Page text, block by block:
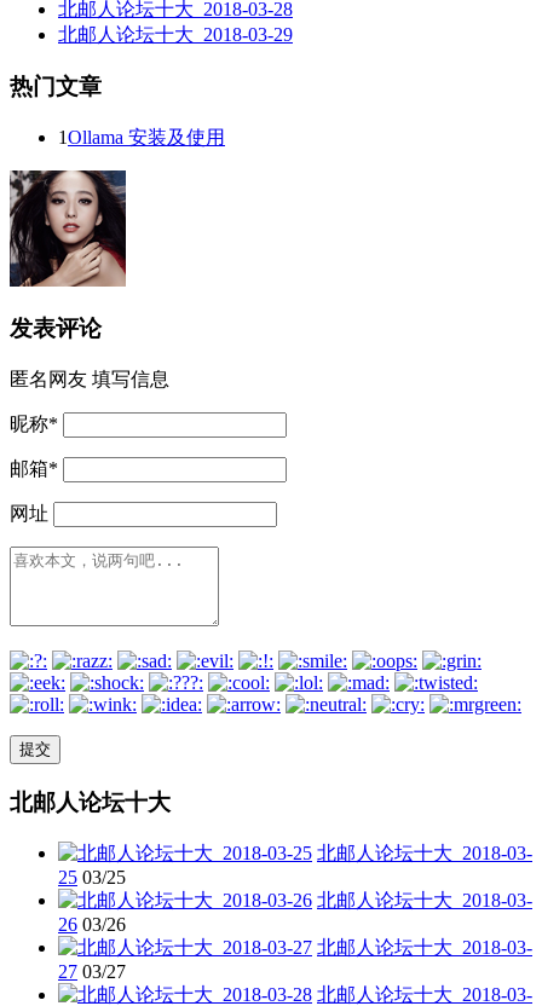
北邮人论坛十大_2018-03-28
北邮人论坛十大_2018-03-29
热门文章
1Ollama 安装及使用
发表评论
匿名网友 填写信息
昵称*
邮箱*
网址
北邮人论坛十大
北邮人论坛十大_2018-03-
25 03/25
北邮人论坛十大_2018-03-
26 03/26
北邮人论坛十大_2018-03-
27 03/27
北邮人论坛十大_2018-03-